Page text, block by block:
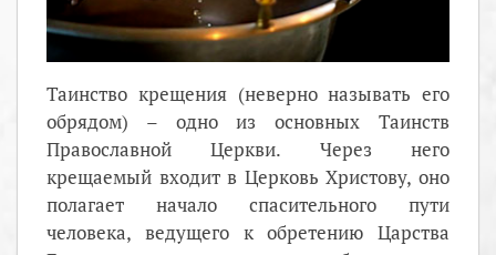
Таинство крещения (неверно называть его
обрядом) – одно из основных Таинств
Православной Церкви. Через него
крещаемый входит в Церковь Христову, оно
полагает начало спасительного пути
человека, ведущего к обретению Царства